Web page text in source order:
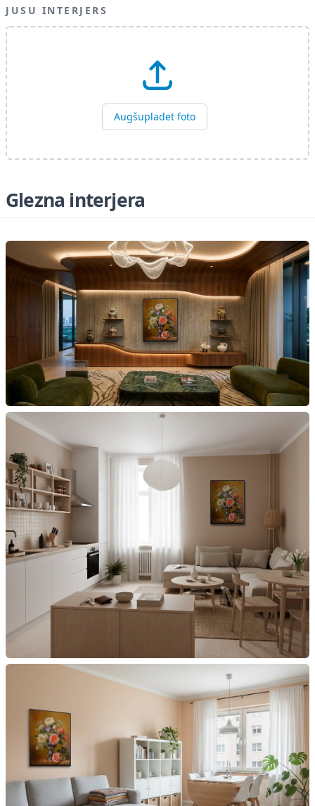
JUSU INTERJERS
Augšupladet foto
Glezna interjera